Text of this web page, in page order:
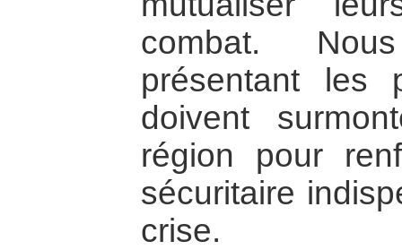
combat.
présentant les
doivent
région pour
sécuritaire
crise.